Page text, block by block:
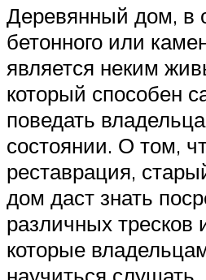
Деревянный дом, в
бетонного или
является неким
который способен
поведать
состоянии. О том,
реставрация,
дом даст знать
различных тресков
которые